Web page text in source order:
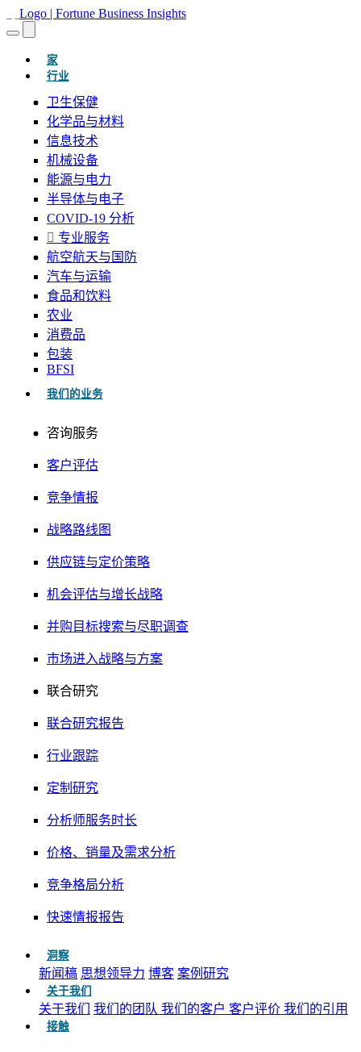
家(当前的)
行业
卫生保健
化学品与材料
信息技术
机械设备
能源与电力
半导体与电子
COVID-19 分析
专业服务
航空航天与国防
汽车与运输
食品和饮料
农业
消费品
包装
BFSI
我们的业务
咨询服务
客户评估
竞争情报
战略路线图
供应链与定价策略
机会评估与增长战略
并购目标搜索与尽职调查
市场进入战略与方案
联合研究
联合研究报告
行业跟踪
定制研究
分析师服务时长
价格、销量及需求分析
竞争格局分析
快速情报报告
洞察
新闻稿 思想领导力 博客 案例研究
关于我们
关于我们 我们的团队 我们的客户 客户评价 我们的引用
接触